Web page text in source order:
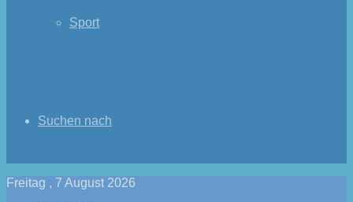
Sport
Suchen nach
Freitag , 7 August 2026